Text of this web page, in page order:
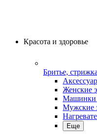
Красота и здоровье
Бритье,
Женские
Машинки
Мужские
Еще